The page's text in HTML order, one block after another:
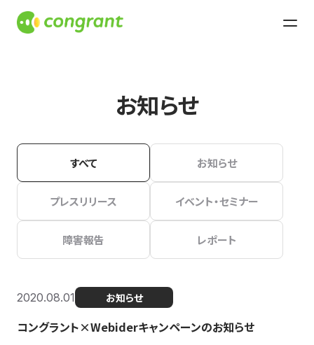
お知らせ
すべて お知らせ
プレスリリース イベント・セミナー
障害報告 レポート
2020.08.01 お知らせ
コングラント×Webiderキャンペーンのお知らせ